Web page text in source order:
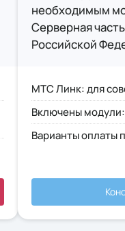
и другие
необходимым
Серверная
Российской
МТС Линк: для
Включены
Варианты оплаты